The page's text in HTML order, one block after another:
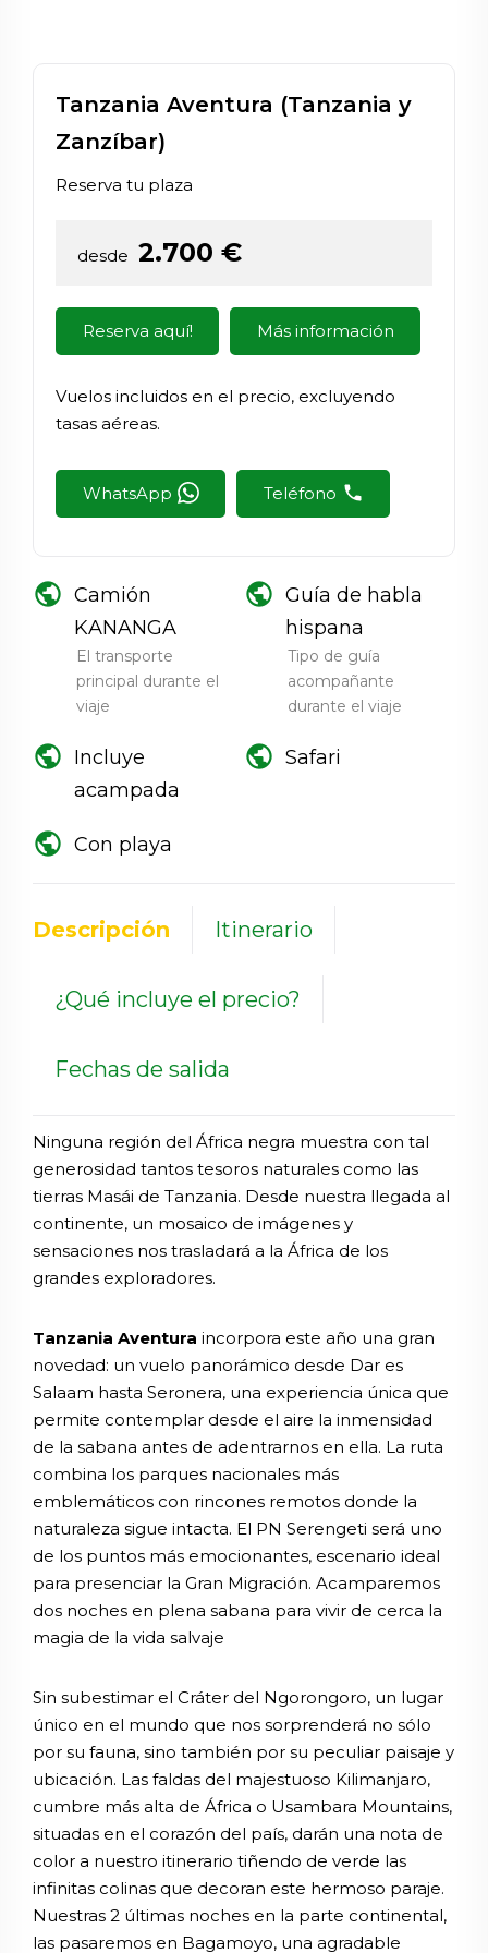
Tanzania Aventura (Tanzania y
Zanzíbar)
Reserva tu plaza
desde 2.700 €
Reserva aquí! Más información
Vuelos incluidos en el precio, excluyendo
tasas aéreas.
WhatsApp Teléfono
public Camión
KANANGA
El transporte
principal durante el
viaje
public Guía de habla
hispana
Tipo de guía
acompañante
durante el viaje
public Incluye
acampada
public Safari
public Con playa
Descripción Itinerario
¿Qué incluye el precio?
Fechas de salida
Ninguna región del África negra muestra con tal
generosidad tantos tesoros naturales como las
tierras Masái de Tanzania. Desde nuestra llegada al
continente, un mosaico de imágenes y
sensaciones nos trasladará a la África de los
grandes exploradores.
Tanzania Aventura incorpora este año una gran
novedad: un vuelo panorámico desde Dar es
Salaam hasta Seronera, una experiencia única que
permite contemplar desde el aire la inmensidad
de la sabana antes de adentrarnos en ella. La ruta
combina los parques nacionales más
emblemáticos con rincones remotos donde la
naturaleza sigue intacta. El PN Serengeti será uno
de los puntos más emocionantes, escenario ideal
para presenciar la Gran Migración. Acamparemos
dos noches en plena sabana para vivir de cerca la
magia de la vida salvaje
Sin subestimar el Cráter del Ngorongoro, un lugar
único en el mundo que nos sorprenderá no sólo
por su fauna, sino también por su peculiar paisaje y
ubicación. Las faldas del majestuoso Kilimanjaro,
cumbre más alta de África o Usambara Mountains,
situadas en el corazón del país, darán una nota de
color a nuestro itinerario tiñendo de verde las
infinitas colinas que decoran este hermoso paraje.
Nuestras 2 últimas noches en la parte continental,
las pasaremos en Bagamoyo, una agradable